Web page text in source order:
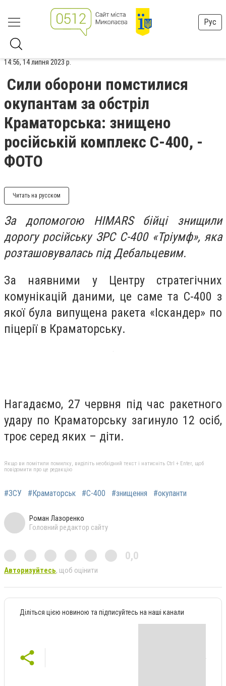
Рус
14:56, 14 липня 2023 р.
Сили оборони помстилися
окупантам за обстріл
Краматорська: знищено
російській комплекс С-400, -
ФОТО
Читать на русском
За допомогою HIMARS бійці знищили
дорогу російську ЗРС С-400 «Тріумф», яка
розташовувалась під Дебальцевим.
За наявними у Центру стратегічних
комунікацій даними, це саме та С-400 з
якої була випущена ракета «Іскандер» по
піцерії в Краматорську.
Нагадаємо, 27 червня під час ракетного
удару по Краматорську загинуло 12 осіб,
троє серед яких – діти.
Якщо ви помітили помилку, виділіть необхідний текст і натисніть Ctrl + Enter, щоб
повідомити про це редакцію
#ЗСУ #Краматорськ #С-400 #знищення #окупанти
Роман Лазоренко
Головний редактор сайту
0,0
Авторизуйтесь, щоб оцінити
Діліться цією новиною та підписуйтесь на наші канали